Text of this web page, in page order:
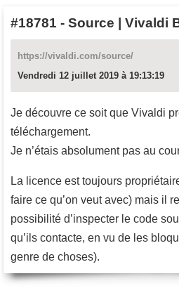
#18781 - Source | Vivaldi
https://vivaldi.com/source/
Vendredi 12 juillet 2019 à 19:13:19
Je découvre ce soit que Vivaldi
téléchargement.
Je n’étais absolument pas au
La licence est toujours
faire ce qu’on veut avec) mais il
possibilité d’inspecter le code
qu’ils contacte, en vu de les
genre de choses).